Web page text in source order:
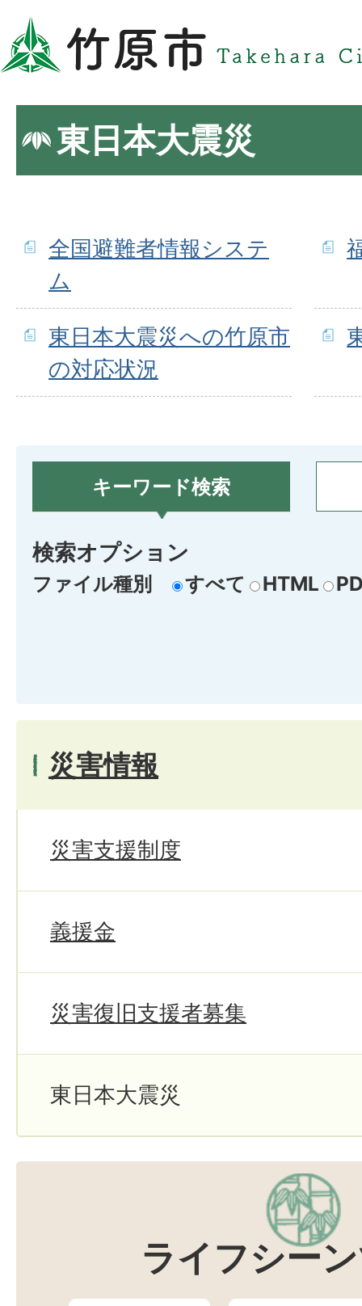
東日本大震災
全国避難者情報システ
ム
東日本大震災への竹原市
の対応状況
キーワード検索
検索オプション
ファイル種別 すべて HTML
災害情報
災害支援制度
義援金
災害復旧支援者募集
東日本大震災
ライフシー